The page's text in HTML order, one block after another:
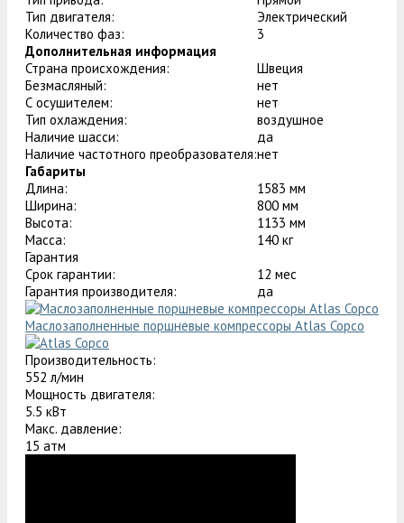
Тип двигателя:
Электрический
Количество фаз:
3
Дополнительная информация
Страна происхождения:
Швеция
Безмасляный:
нет
С осушителем:
нет
Тип охлаждения:
воздушное
Наличие шасси:
да
Наличие частотного преобразователя:нет
Габариты
Длина:
1583 мм
Ширина:
800 мм
Высота:
1133 мм
Масса:
140 кг
Гарантия
Срок гарантии:
12 мес
Гарантия производителя:
да
Маслозаполненные поршневые компрессоры Atlas Copco
Производительность:
552 л/мин
Мощность двигателя:
5.5 кВт
Макс. давление:
15 атм